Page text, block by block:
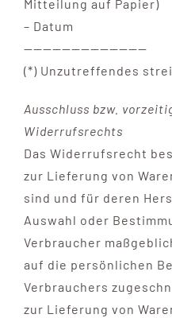
Mitteilung auf Papier)
– Datum
—————————————
(*) Unzutreffendes
Ausschluss bzw.
Widerrufsrechts
Das Widerrufsrecht
zur Lieferung von
sind und für deren
Auswahl oder
Verbraucher
auf die persönlichen
Verbrauchers
zur Lieferung von